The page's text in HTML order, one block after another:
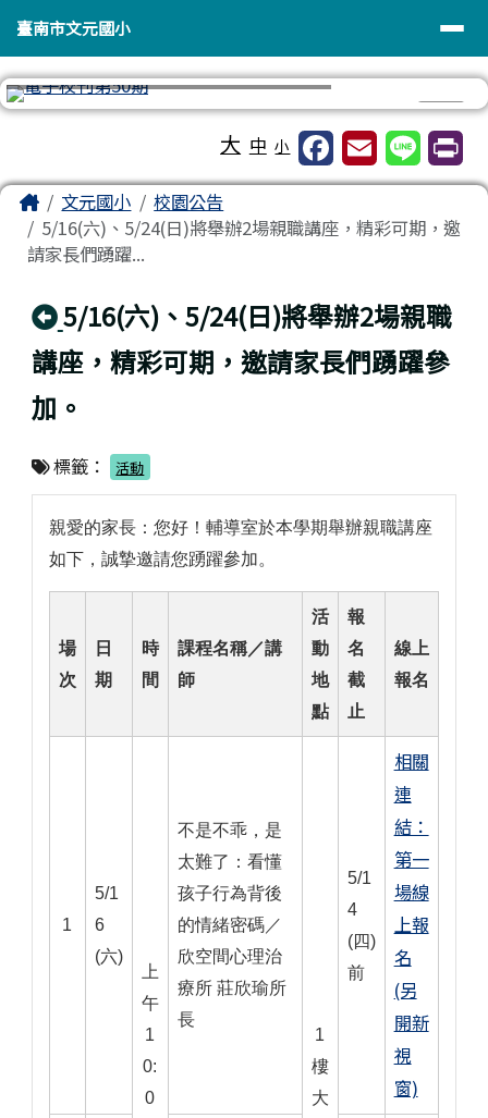
臺南市文元國小
導覽列
臺南市文元國小
大 中 小
主內容區域
Home文元國小
校園公告
5/16(六)、5/24(日)將舉辦2場親職講座，精彩可期，邀
請家長們踴躍...
回上頁
5/16(六)、5/24(日)將舉辦2場親職
講座，精彩可期，邀請家長們踴躍參
加。
標籤： 活動
親愛的家長：您好！輔導室於本學期舉辦親職講座
如下，誠摯邀請您踴躍參加。
場
次
日
期
時
間
課程名稱／講
師
活
動
地
點
報
名
截
止
線上
報名
1
5/1
6
(六)
上
午
1
0:
0
不是不乖，是
太難了：看懂
孩子行為背後
的情緒密碼／
欣空間心理治
療所 莊欣瑜所
長
1
樓
大
5/1
4
(四)
前
相關
連
結：
第一
場線
上報
名
(另
開新
視
窗)
頁尾區域